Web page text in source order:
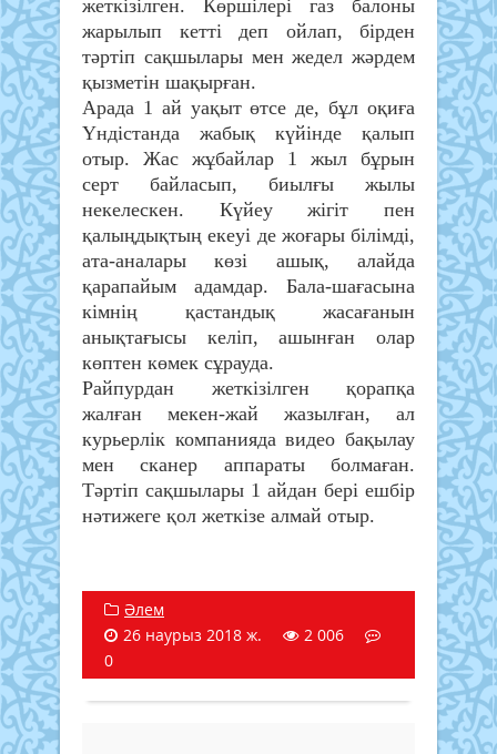
жеткізілген. Көршілері газ балоны
жарылып кетті деп ойлап, бірден
тәртіп сақшылары мен жедел жәрдем
қызметін шақырған.
Арада 1 ай уақыт өтсе де, бұл оқиға
Үндістанда жабық күйінде қалып
отыр. Жас жұбайлар 1 жыл бұрын
серт байласып, биылғы жылы
некелескен. Күйеу жігіт пен
қалыңдықтың екеуі де жоғары білімді,
ата-аналары көзі ашық, алайда
қарапайым адамдар. Бала-шағасына
кімнің қастандық жасағанын
анықтағысы келіп, ашынған олар
көптен көмек сұрауда.
Райпурдан жеткізілген қорапқа
жалған мекен-жай жазылған, ал
курьерлік компанияда видео бақылау
мен сканер аппараты болмаған.
Тәртіп сақшылары 1 айдан бері ешбір
нәтижеге қол жеткізе алмай отыр.
Әлем
26 наурыз 2018 ж.
2 006
0